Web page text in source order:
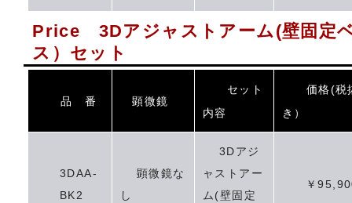
Price 3Dアジャストアーム(壁固定
ス）セット
品 番 顕微鏡
セット
内容
価格(税
き）
3DAA-
BK2
顕微鏡な
し
3Dアジ
ャストアー
ム(壁固定
￥